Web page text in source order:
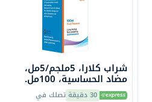
شراب كلارا، 5ملجم/5مل،
مضاد الحساسية، 100مل.
30 دقيقة تصلك في